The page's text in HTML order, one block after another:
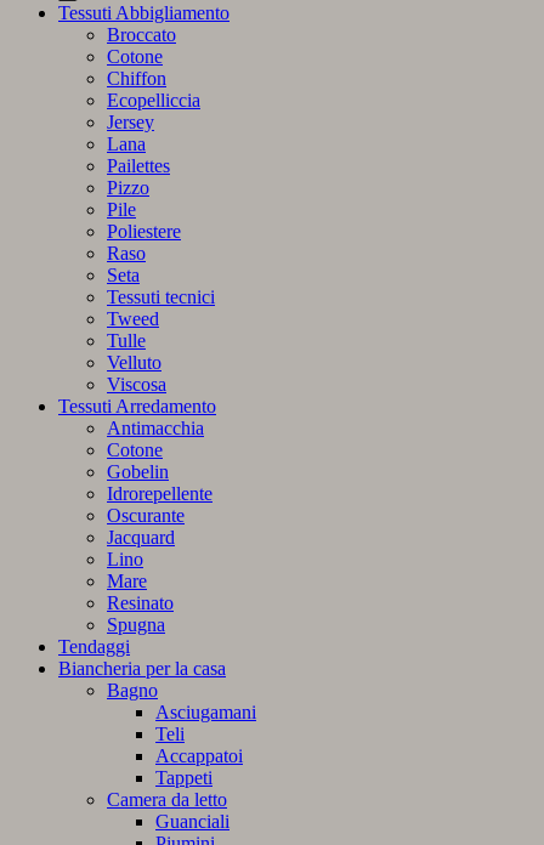
Tessuti Abbigliamento
Broccato
Cotone
Chiffon
Ecopelliccia
Jersey
Lana
Pailettes
Pizzo
Pile
Poliestere
Raso
Seta
Tessuti tecnici
Tweed
Tulle
Velluto
Viscosa
Tessuti Arredamento
Antimacchia
Cotone
Gobelin
Idrorepellente
Oscurante
Jacquard
Lino
Mare
Resinato
Spugna
Tendaggi
Biancheria per la casa
Bagno
Asciugamani
Teli
Accappatoi
Tappeti
Camera da letto
Guanciali